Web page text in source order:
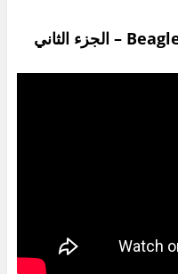
– الجزء الثاني